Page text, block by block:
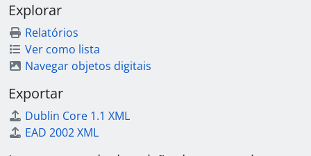
Explorar
Relatórios
Ver como lista
Navegar objetos digitais
Exportar
Dublin Core 1.1 XML
EAD 2002 XML